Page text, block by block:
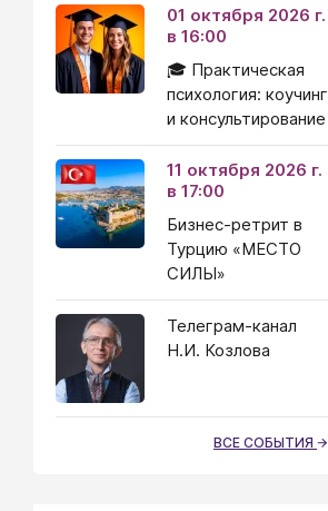
01 октября 2026 г.
в 16:00
🎓 Практическая
психология: коучинг
и консультирование
11 октября 2026 г.
в 17:00
Бизнес-ретрит в
Турцию «МЕСТО
СИЛЫ»
Телеграм-канал
Н.И. Козлова
ВСЕ СОБЫТИЯ